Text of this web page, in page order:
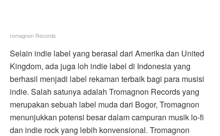
romagnon Records
Selain indie label yang berasal dari Amerika dan United
Kingdom, ada juga loh indie label di Indonesia yang
berhasil menjadi label rekaman terbaik bagi para musisi
indie. Salah satunya adalah Tromagnon Records yang
merupakan sebuah label muda dari Bogor, Tromagnon
menunjukkan potensi besar dalam campuran musik lo-fi
dan indie rock yang lebih konvensional. Tromagnon